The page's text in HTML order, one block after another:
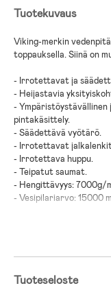
Tuotekuvaus
Viking-merkin
toppauksella. Siinä on
- Irrotettavat ja
- Heijastavia
- Ympäristöystävällinen
pintakäsittely.
- Säädettävä vyötärö.
- Irrotettavat
- Irrotettava huppu.
- Teipatut saumat.
- Hengittävyys: 7000g/
- Vesipilariarvo: 15000
Tuoteseloste